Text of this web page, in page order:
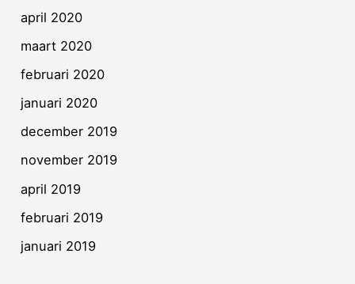
april 2020
maart 2020
februari 2020
januari 2020
december 2019
november 2019
april 2019
februari 2019
januari 2019